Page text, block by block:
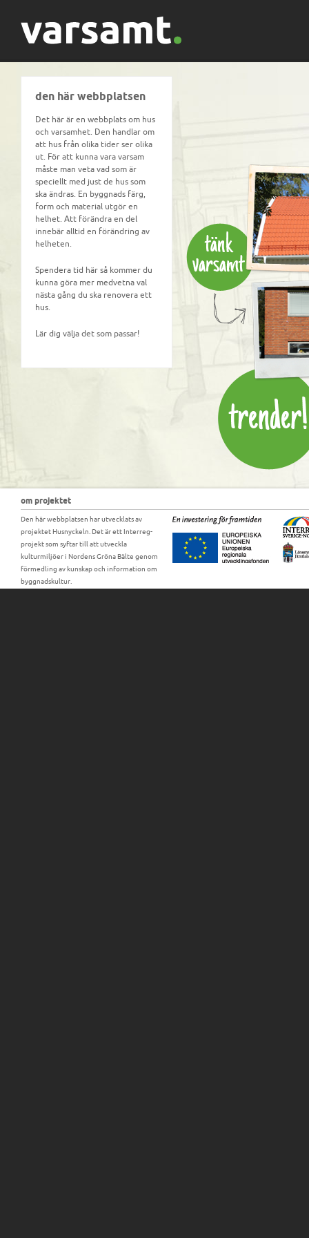
den här webbplatsen
Det här är en webbplats om hus
och varsamhet. Den handlar om
att hus från olika tider ser olika
ut. För att kunna vara varsam
måste man veta vad som är
speciellt med just de hus som
ska ändras. En byggnads färg,
form och material utgör en
helhet. Att förändra en del
innebär alltid en förändring av
helheten.
Spendera tid här så kommer du
kunna göra mer medvetna val
nästa gång du ska renovera ett
hus.
Lär dig välja det som passar!
om projektet
Den här webbplatsen har utvecklats av
projektet Husnyckeln. Det är ett Interreg-
projekt som syftar till att utveckla
kulturmiljöer i Nordens Gröna Bälte genom
förmedling av kunskap och information om
byggnadskultur.